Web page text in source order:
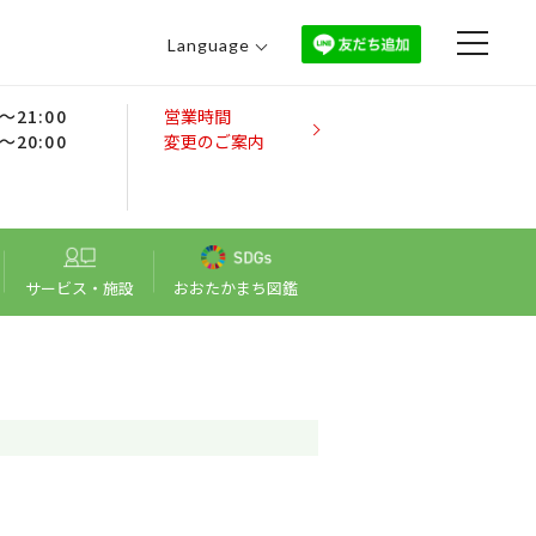
Language
English
中文（繁體）
한국어
21:00
20:00
営業時間
変更のご案内
サービス・施設 おおたかまち図鑑